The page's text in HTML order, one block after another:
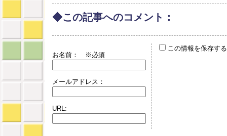
◆この記事へのコメント：
お名前： ※必須
メールアドレス：
URL:
この情報を保存する